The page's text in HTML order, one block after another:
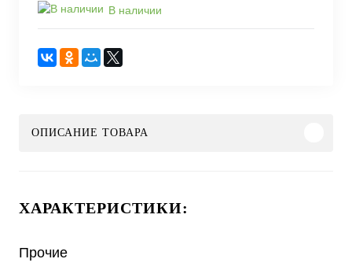
В наличии
ОПИСАНИЕ ТОВАРА
ХАРАКТЕРИСТИКИ:
Прочие